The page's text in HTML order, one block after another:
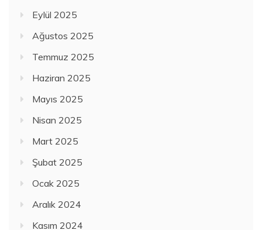
Eylül 2025
Ağustos 2025
Temmuz 2025
Haziran 2025
Mayıs 2025
Nisan 2025
Mart 2025
Şubat 2025
Ocak 2025
Aralık 2024
Kasım 2024